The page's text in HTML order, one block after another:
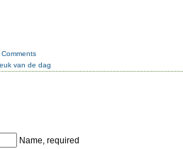
Comments
van de dag
Name, required